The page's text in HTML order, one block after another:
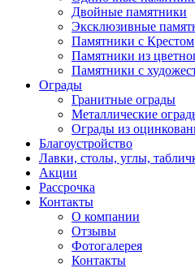
Двойные памятники
Эксклюзивные
Памятники с Крестом
Памятники из
Памятники с
Ограды
Гранитные ограды
Металлические
Ограды из
Благоустройство
Лавки, столы, углы,
Акции
Рассрочка
Контакты
О компании
Отзывы
Фотогалерея
Контакты